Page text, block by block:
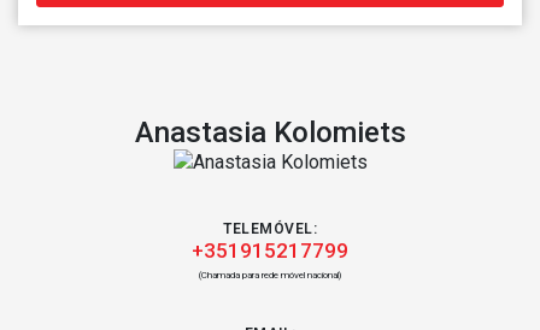
Anastasia Kolomiets
TELEMÓVEL:
+351915217799
(Chamada para rede móvel nacional)